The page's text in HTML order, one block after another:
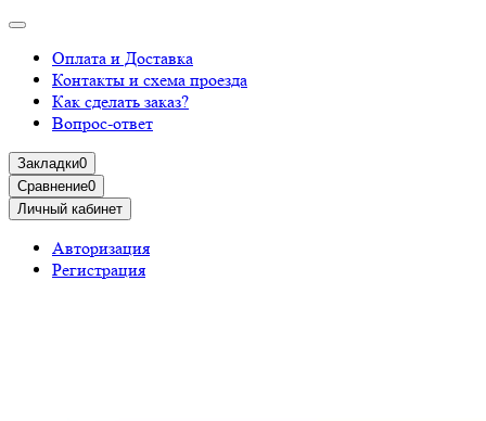
Оплата и Доставка
Контакты и схема проезда
Как сделать заказ?
Вопрос-ответ
Закладки0
Сравнение0
Личный кабинет
Авторизация
Регистрация